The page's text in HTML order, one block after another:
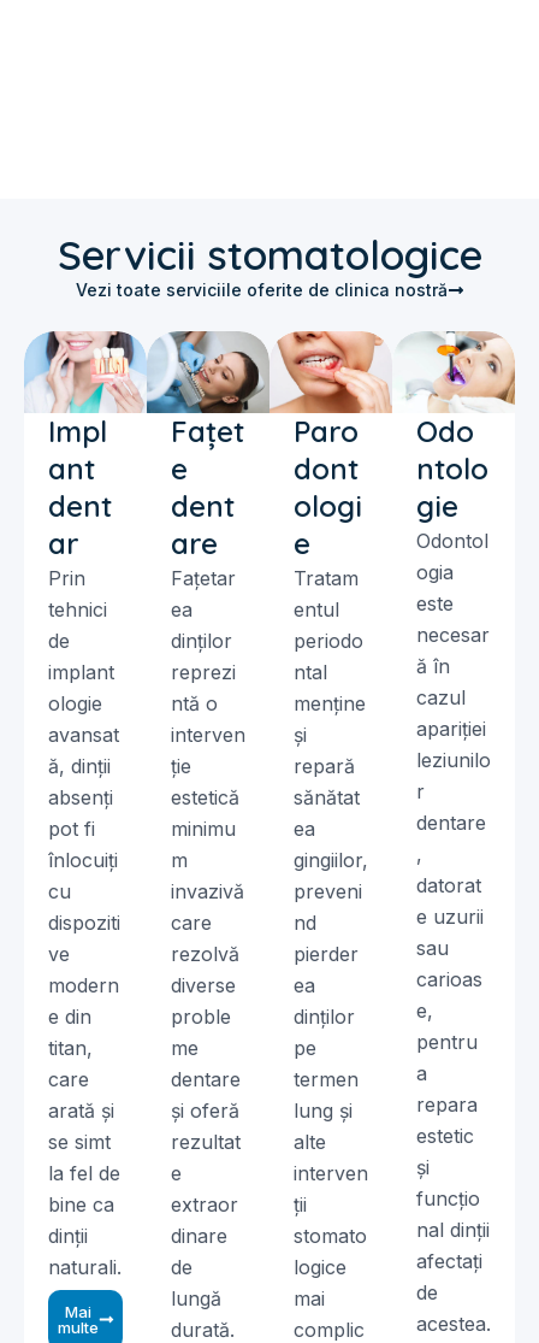
Servicii stomatologice
Vezi toate serviciile oferite de clinica nostră
Impl
ant
dent
ar
Prin
tehnici
de
implant
ologie
avansat
ă, dinții
absenți
pot fi
înlocuiți
cu
dispoziti
ve
modern
e din
titan,
care
arată și
se simt
la fel de
bine ca
dinții
naturali.
Mai
multe
Fațet
e
dent
are
Fațetar
ea
dinților
reprezi
ntă o
interven
ție
estetică
minimu
m
invazivă
care
rezolvă
diverse
proble
me
dentare
și oferă
rezultat
e
extraor
dinare
de
lungă
durată.
Paro
dont
ologi
e
Tratam
entul
periodo
ntal
menține
și
repară
sănătat
ea
gingiilor,
preveni
nd
pierder
ea
dinților
pe
termen
lung și
alte
interven
ții
stomato
logice
mai
complic
Odo
ntolo
gie
Odontol
ogia
este
necesar
ă în
cazul
apariției
leziunilo
r
dentare
,
datorat
e uzurii
sau
carioas
e,
pentru
a
repara
estetic
și
funcțio
nal dinții
afectați
de
acestea.